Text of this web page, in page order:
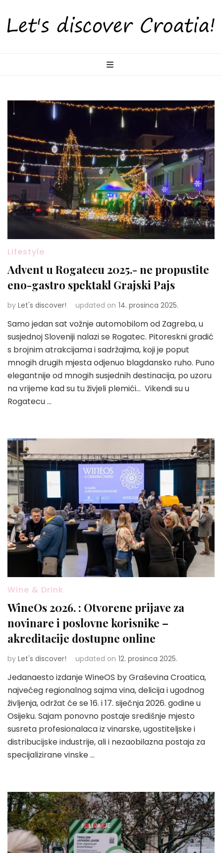
Lifestyle
Advent u Rogatecu 2025.- ne propustite
eno-gastro spektakl Grajski Pajs
by Let's discover! updated on 14. prosinca 2025.
Samo jedan sat vožnje automobilom od Zagreba, u
susjednoj Sloveniji nalazi se Rogatec. Pitoreskni gradić
s brojnim atrakcijama i sadržajima, koji je poput
mnogih drugih mjesta odjenuo blagdansko ruho. Puno
elegantnije od mnogih susjednih destinacija, po uzoru
na vrijeme kad su tu živjeli plemići… Vikendi su u
Rogatecu …
Wine & Drink
WineOs 2026. : Otvorene prijave za
novinare i poslovne korisnike –
akreditacije dostupne online
by Let's discover! updated on 12. prosinca 2025.
Jedanaesto izdanje WineOS by Graševina Croatica,
najvećeg regionalnog sajma vina, delicija i ugodnog
življenja, održat će se 16. i 17. siječnja 2026. godine u
Osijeku. Sajam ponovno postaje središnje mjesto
susreta profesionalaca iz vinarske, ugostiteljske i
distribucijske industrije, ali i nezaobilazna postaja za
specijalizirane vinske …